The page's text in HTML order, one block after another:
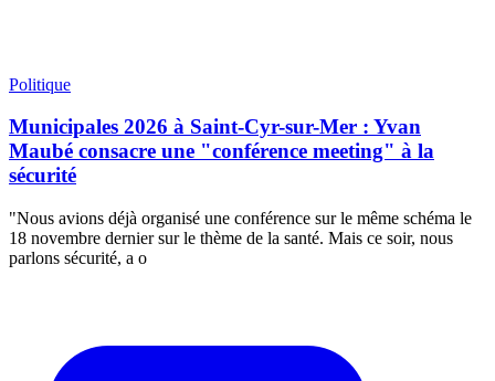
Politique
Municipales 2026 à Saint-Cyr-sur-Mer : Yvan
Maubé consacre une "conférence meeting" à la
sécurité
"Nous avions déjà organisé une conférence sur le même schéma le
18 novembre dernier sur le thème de la santé. Mais ce soir, nous
parlons sécurité, a o